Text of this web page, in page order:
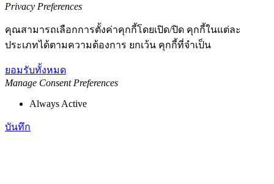
Privacy Preferences
คุณสามารถเลือกการตั้งค่าคุกกี้โดยเปิด/ปิด คุกกี้ในแต่ละ
ประเภทได้ตามความต้องการ ยกเว้น คุกกี้ที่จำเป็น
ยอมรับทั้งหมด
Manage Consent Preferences
Always Active
บันทึก